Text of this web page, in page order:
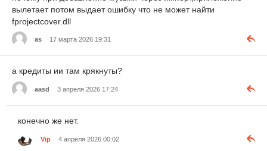
вылетает потом выдает ошибку что не может найти
fprojectcover.dll
as 17 марта 2026 19:31
а кредиты ии там крякнуты?
aasd 3 апреля 2026 17:24
конечно же нет.
Vip 4 апреля 2026 00:02